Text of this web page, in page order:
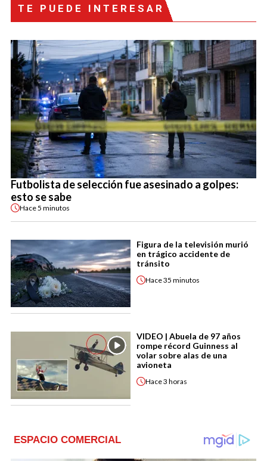
TE PUEDE INTERESAR
Futbolista de selección fue asesinado a golpes:
esto se sabe
Hace5 minutos
Figura de la televisión murió
en trágico accidente de
tránsito
Hace35 minutos
VIDEO | Abuela de 97 años
rompe récord Guinness al
volar sobre alas de una
avioneta
Hace3 horas